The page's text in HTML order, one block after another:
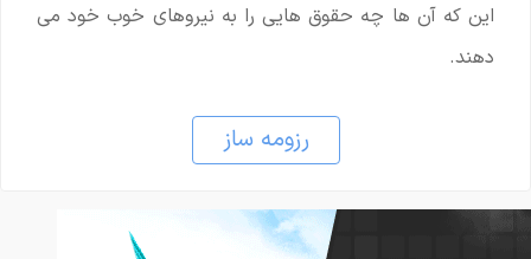
این که آن ها چه حقوق هایی را به نیروهای خوب خود می
دهند.
رزومه ساز